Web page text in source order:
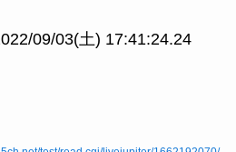
09/03(土) 17:41:24.24